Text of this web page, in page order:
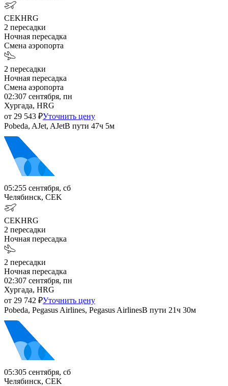
CEKHRG
2 пересадки
Ночная пересадка
Смена аэропорта
2 пересадки
Ночная пересадка
Смена аэропорта
02:307 сентября, пн
Хургада, HRG
от 29 543 ₽Уточнить цену
Pobeda, AJet, AJetВ пути 47ч 5м
05:255 сентября, сб
Челябинск, CEK
CEKHRG
2 пересадки
Ночная пересадка
2 пересадки
Ночная пересадка
02:307 сентября, пн
Хургада, HRG
от 29 742 ₽Уточнить цену
Pobeda, Pegasus Airlines, Pegasus AirlinesВ пути 21ч 30м
05:305 сентября, сб
Челябинск, CEK